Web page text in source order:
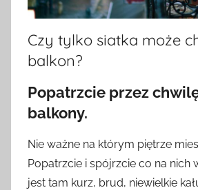
Czy tylko siatka może
balkon?
Popatrzcie przez
balkony.
Nie ważne na którym piętrze
Popatrzcie i spójrzcie co na nich
jest tam kurz, brud, niewielkie